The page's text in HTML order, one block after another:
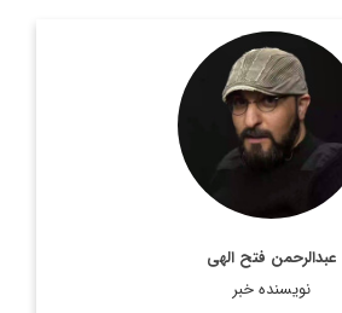
عبدالرحمن فتح الهی
نویسنده خبر
ارشد روزنامه نگاری سیاسی و عضو
تحریریه دیپلماسی ایرانی.
اطلاعات بیشتر